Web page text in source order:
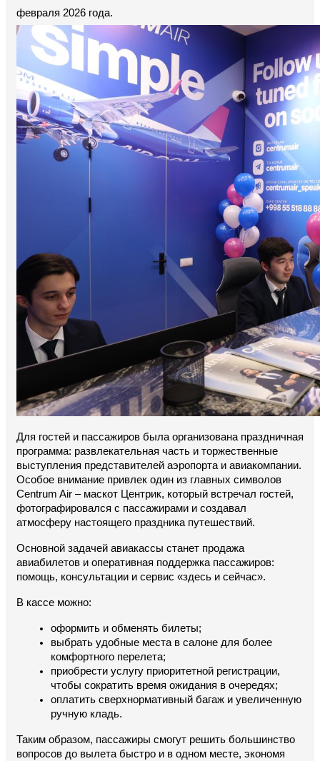
февраля 2026 года.
Для гостей и пассажиров была организована праздничная
программа: развлекательная часть и торжественные
выступления представителей аэропорта и авиакомпании.
Особое внимание привлек один из главных символов
Centrum Air – маскот Центрик, который встречал гостей,
фотографировался с пассажирами и создавал
атмосферу настоящего праздника путешествий.
Основной задачей авиакассы станет продажа
авиабилетов и оперативная поддержка пассажиров:
помощь, консультации и сервис «здесь и сейчас».
В кассе можно:
оформить и обменять билеты;
выбрать удобные места в салоне для более
комфортного перелета;
приобрести услугу приоритетной регистрации,
чтобы сократить время ожидания в очередях;
оплатить сверхнормативный багаж и увеличенную
ручную кладь.
Таким образом, пассажиры смогут решить большинство
вопросов до вылета быстро и в одном месте, экономя